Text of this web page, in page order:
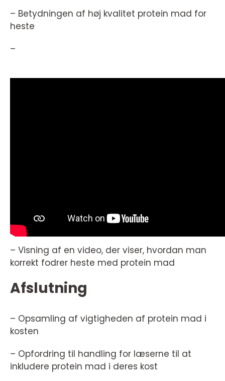
– Betydningen af høj kvalitet protein mad for
heste
–
– Visning af en video, der viser, hvordan man
korrekt fodrer heste med protein mad
Afslutning
– Opsamling af vigtigheden af protein mad i
kosten
– Opfordring til handling for læserne til at
inkludere protein mad i deres kost